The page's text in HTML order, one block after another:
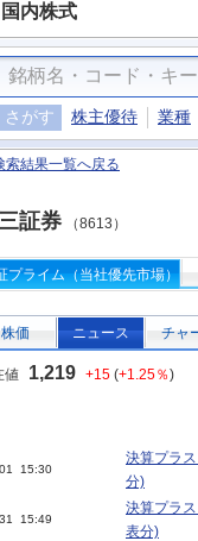
国内株式
さがす 株主優待 業種
索結果一覧へ戻る
証券 （8613）
プライム（当社優先市場）
株価 ニュース チャ
値 1,219 +15 (+1.25％)
15:30
決算プラ
分)
15:49
決算プラ
表分)